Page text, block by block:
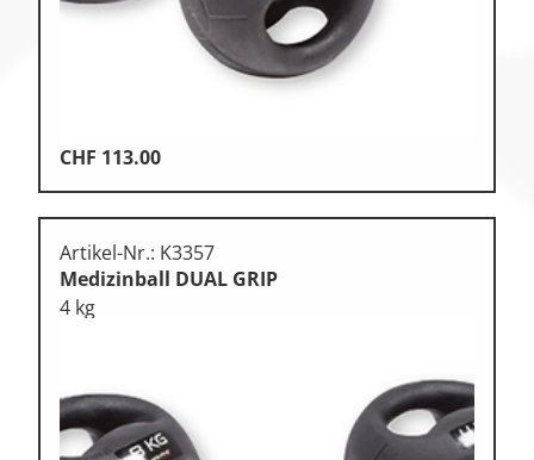
CHF 113.00
Artikel-Nr.: K3357
Medizinball DUAL GRIP
4 kg